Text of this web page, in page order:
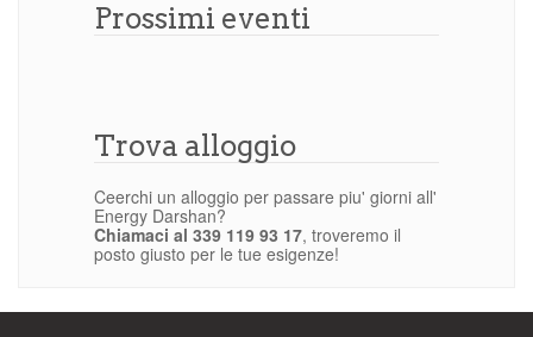
Prossimi eventi
Trova alloggio
Ceerchi un alloggio per passare piu' giorni all'
Energy Darshan?
Chiamaci al 339 119 93 17, troveremo il
posto giusto per le tue esigenze!